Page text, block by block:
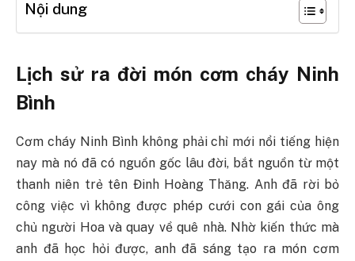
Nội dung
Lịch sử ra đời món cơm cháy Ninh
Bình
Cơm cháy Ninh Bình không phải chỉ mới nổi tiếng hiện
nay mà nó đã có nguồn gốc lâu đời, bắt nguồn từ một
thanh niên trẻ tên Đinh Hoàng Thăng. Anh đã rời bỏ
công việc vì không được phép cưới con gái của ông
chủ người Hoa và quay về quê nhà. Nhờ kiến thức mà
anh đã học hỏi được, anh đã sáng tạo ra món cơm